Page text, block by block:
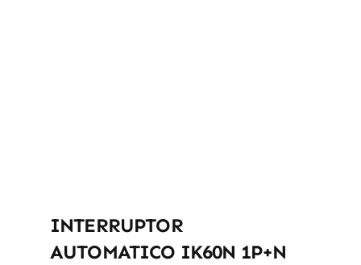
INTERRUPTOR
AUTOMATICO IK60N 1P+N